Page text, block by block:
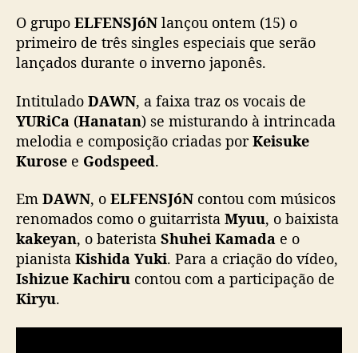
s
n
l
e
d
v
e
r
n
o
E
O grupo ELFENSJóN lançou ontem (15) o
primeiro de três singles especiais que serão
lançados durante o inverno japonês.
Intitulado DAWN, a faixa traz os vocais de
YURiCa (Hanatan) se misturando à intrincada
melodia e composição criadas porKeisuke
Kurose e Godspeed.
Em DAWN, o ELFENSJóN contou com músicos
renomados como o guitarrista Myuu, o baixista
kakeyan, o baterista Shuhei Kamada e o
pianista Kishida Yuki. Para a criação do vídeo,
Ishizue Kachiru contou com a participação de
Kiryu.